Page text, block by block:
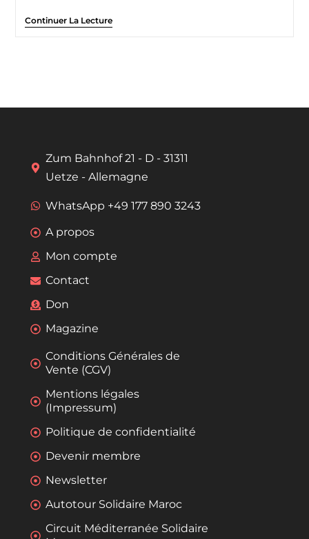
Continuer La Lecture
Zum Bahnhof 21 - D - 31311
Uetze - Allemagne
WhatsApp +49 177 890 3243
A propos
Mon compte
Contact
Don
Magazine
Conditions Générales de
Vente (CGV)
Mentions légales
(Impressum)
Politique de confidentialité
Devenir membre
Newsletter
Autotour Solidaire Maroc
Circuit Méditerranée Solidaire